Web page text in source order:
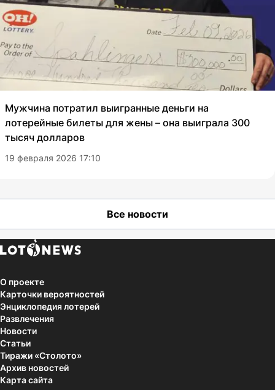
Мужчина потратил выигранные деньги на
лотерейные билеты для жены – она выиграла 300
тысяч долларов
19 февраля 2026 17:10
Все новости
О проекте
Карточки вероятностей
Энциклопедия лотерей
Развлечения
Новости
Статьи
Тиражи «Столото»
Архив новостей
Карта сайта